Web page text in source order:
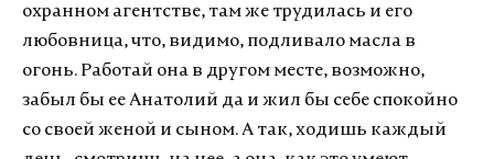
охранном агентстве, там же трудилась и его
любовница, что, видимо, подливало масла в
огонь. Работай она в другом месте, возможно,
забыл бы ее Анатолий да и жил бы себе спокойно
со своей женой и сыном. А так, ходишь каждый